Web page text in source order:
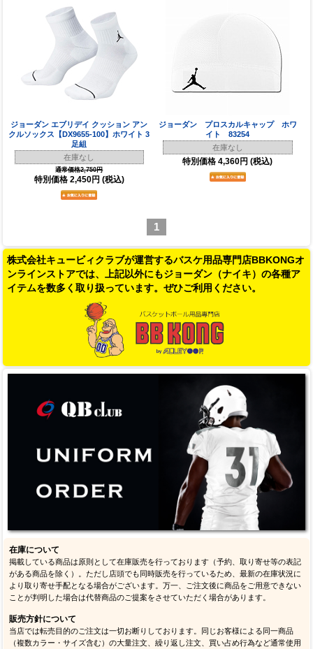
ジョーダン エブリデイ クッション アン
クルソックス【DX9655-100】ホワイト 3
足組
在庫なし
通常価格2,750円
特別価格 2,450円 (税込)
ジョーダン プロスカルキャップ ホワ
イト 83254
在庫なし
特別価格 4,360円 (税込)
1
株式会社キュービィクラブが運営するバスケ用品専門店BBKONGオ
ンラインストアでは、上記以外にもジョーダン（ナイキ）の各種ア
イテムを数多く取り扱っています。ぜひご利用ください。
在庫について
掲載している商品は原則として在庫販売を行っております（予約、取り寄せ等の表記
がある商品を除く）。ただし店頭でも同時販売を行っているため、最新の在庫状況に
より取り寄せ手配となる場合がございます。万一、ご注文後に商品をご用意できない
ことが判明した場合は代替商品のご提案をさせていただく場合があります。
販売方針について
当店では転売目的のご注文は一切お断りしております。同じお客様による同一商品
（複数カラー・サイズ含む）の大量注文、繰り返し注文、買い占め行為など通常使用